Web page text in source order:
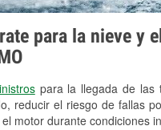
para la nieve y
para la llegada de las
reducir el riesgo de fallas
motor durante condiciones